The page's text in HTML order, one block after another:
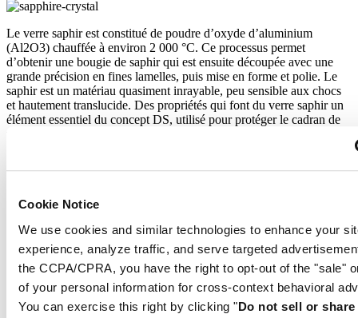
Cookie Notice
We use cookies and similar technologies to enhance your
experience, analyze traffic, and serve targeted
the CCPA/CPRA, you have the right to opt-out of the "sale"
of your personal information for cross-context behavioral
You can exercise this right by clicking "Do not sell or share
Le verre saphir est constitué de poudre d’oxyde d’aluminium
(Al2O3) chauffée à environ 2 000 °C. Ce processus permet
d’obtenir une bougie de saphir qui est ensuite découpée avec une
grande précision en fines lamelles, puis mise en forme et polie. Le
saphir est un matériau quasiment inrayable, peu sensible aux chocs
et hautement translucide. Des propriétés qui font du verre saphir un
élément essentiel du concept DS, utilisé pour protéger le cadran de
bracelet et le fermoir est très résistant à l’usure et la corrosion. Sa
poignet et minimise ainsi le risque d’allergie.
Caractéristiques
Certification COSC